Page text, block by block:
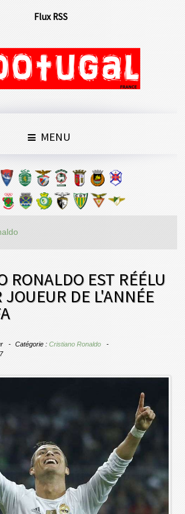
Flux RSS
MENU
RONALDO EST RÉÉLU
DE L'ANNÉE
Catégorie :Cristiano Ronaldo